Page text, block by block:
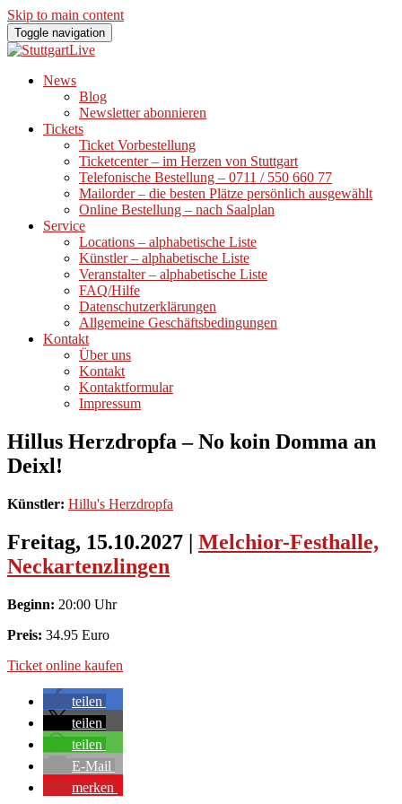
Skip to main content
Toggle navigation
News
Blog
Newsletter abonnieren
Tickets
Ticket Vorbestellung
Ticketcenter – im Herzen von Stuttgart
Telefonische Bestellung – 0711 / 550 660 77
Mailorder – die besten Plätze persönlich ausgewählt
Online Bestellung – nach Saalplan
Service
Locations – alphabetische Liste
Künstler – alphabetische Liste
Veranstalter – alphabetische Liste
FAQ/Hilfe
Datenschutzerklärungen
Allgemeine Geschäftsbedingungen
Kontakt
Über uns
Kontakt
Kontaktformular
Impressum
Hillus Herzdropfa – No koin Domma an
Deixl!
Künstler: Hillu's Herzdropfa
Freitag, 15.10.2027 | Melchior-Festhalle,
Neckartenzlingen
Beginn: 20:00 Uhr
Preis: 34.95 Euro
Ticket online kaufen
teilen
teilen
teilen
E-Mail
merken